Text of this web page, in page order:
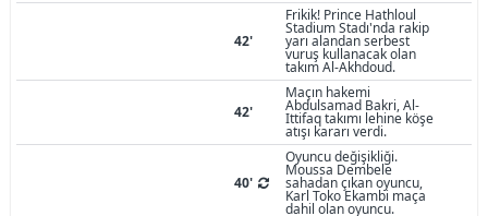
42'
Frikik! Prince Hathloul
Stadium Stadı'nda rakip
yarı alandan serbest
vuruş kullanacak olan
takım Al-Akhdoud.
42'
Maçın hakemi
Abdulsamad Bakri, Al-
Ittifaq takımı lehine köşe
atışı kararı verdi.
40'
Oyuncu değişikliği.
Moussa Dembele
sahadan çıkan oyuncu,
Karl Toko Ekambi maça
dahil olan oyuncu.